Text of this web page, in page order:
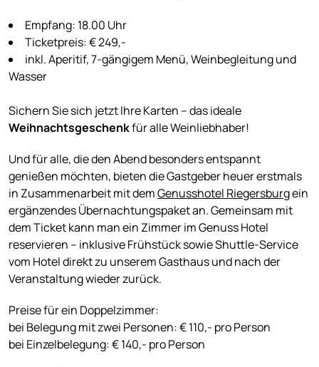
Empfang: 18.00 Uhr
Ticketpreis: € 249,-
inkl. Aperitif, 7-gängigem Menü, Weinbegleitung und
Wasser
Sichern Sie sich jetzt Ihre Karten – das ideale
Weihnachtsgeschenkfür alle Weinliebhaber!
Und für alle, die den Abend besonders entspannt
genießen möchten, bieten die Gastgeber heuer erstmals
in Zusammenarbeit mit demGenusshotel Riegersburgein
ergänzendes Übernachtungspaket an. Gemeinsam mit
dem Ticket kann man ein Zimmer im Genuss Hotel
reservieren – inklusive Frühstück sowie Shuttle-Service
vom Hotel direkt zu unserem Gasthaus und nach der
Veranstaltung wieder zurück.
Preise für ein Doppelzimmer:
bei Belegung mit zwei Personen: € 110,- pro Person
bei Einzelbelegung: € 140,- pro Person